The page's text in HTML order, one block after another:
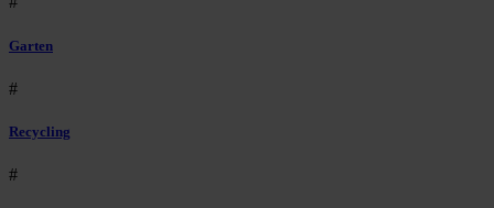
Garten
#
Recycling
#